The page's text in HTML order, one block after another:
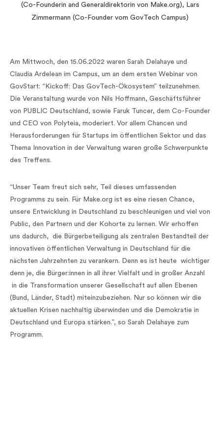
(Co-Founderin and Generaldirektorin von Make.org), Lars
Zimmermann (Co-Founder vom GovTech Campus)
Am Mittwoch, den 15.06.2022 waren Sarah Delahaye und
Claudia Ardelean im Campus, um an dem ersten Webinar von
GovStart: “Kickoff: Das GovTech-Ökosystem” teilzunehmen.
Die Veranstaltung wurde von Nils Hoffmann, Geschäftsführer
von PUBLIC Deutschland, sowie Faruk Tuncer, dem Co-Founder
und CEO von Polyteia, moderiert. Vor allem Chancen und
Herausforderungen für Startups im öffentlichen Sektor und das
Thema Innovation in der Verwaltung waren große Schwerpunkte
des Treffens.
“Unser Team freut sich sehr, Teil dieses umfassenden
Programms zu sein. Für Make.org ist es eine riesen Chance,
unsere Entwicklung in Deutschland zu beschleunigen und viel von
Public, den Partnern und der Kohorte zu lernen. Wir erhoffen
uns dadurch, die Bürgerbeteiligung als zentralen Bestandteil der
innovativen öffentlichen Verwaltung in Deutschland für die
nächsten Jahrzehnten zu verankern. Denn es ist heute wichtiger
denn je, die Bürger:innen in all ihrer Vielfalt und in großer Anzahl
in die Transformation unserer Gesellschaft auf allen Ebenen
(Bund, Länder, Stadt) miteinzubeziehen. Nur so können wir die
aktuellen Krisen nachhaltig überwinden und die Demokratie in
Deutschland und Europa stärken.”, so Sarah Delahaye zum
Programm.